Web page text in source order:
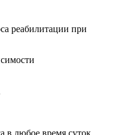
реабилитации при
в любое время суток